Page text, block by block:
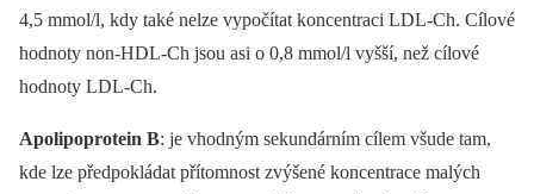
4,5 mmol/l, kdy také nelze vypočítat koncentraci LDL-Ch. Cílové
hodnoty non-HDL-Ch jsou asi o 0,8 mmol/l vyšší, než cílové
hodnoty LDL-Ch.
Apolipoprotein B: je vhodným sekundárním cílem všude tam,
kde lze předpokládat přítomnost zvýšené koncentrace malých